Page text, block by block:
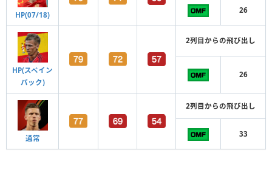
HP(07/18) 26
HP(スペイン
パック)
2列目からの飛び出し
26
通常
2列目からの飛び出し
33